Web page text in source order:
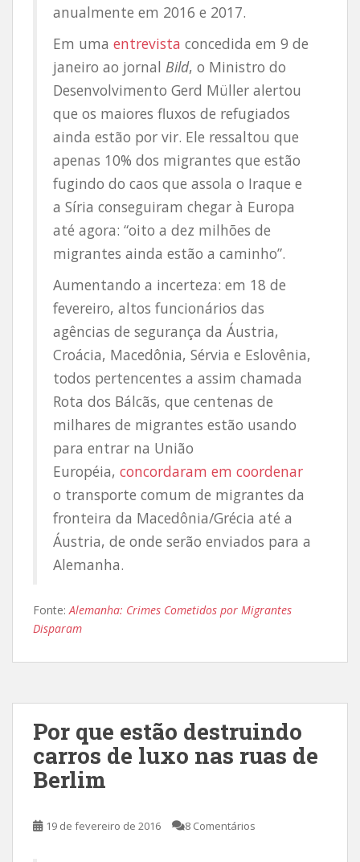
anualmente em 2016 e 2017.
Em uma entrevista concedida em 9 de
janeiro ao jornal Bild, o Ministro do
Desenvolvimento Gerd Müller alertou
que os maiores fluxos de refugiados
ainda estão por vir. Ele ressaltou que
apenas 10% dos migrantes que estão
fugindo do caos que assola o Iraque e
a Síria conseguiram chegar à Europa
até agora: “oito a dez milhões de
migrantes ainda estão a caminho”.
Aumentando a incerteza: em 18 de
fevereiro, altos funcionários das
agências de segurança da Áustria,
Croácia, Macedônia, Sérvia e Eslovênia,
todos pertencentes a assim chamada
Rota dos Bálcãs, que centenas de
milhares de migrantes estão usando
para entrar na União
Européia, concordaram em coordenar
o transporte comum de migrantes da
fronteira da Macedônia/Grécia até a
Áustria, de onde serão enviados para a
Alemanha.
Fonte:Alemanha: Crimes Cometidos por Migrantes
Disparam
Por que estão destruindo
carros de luxo nas ruas de
Berlim
19 de fevereiro de 2016 8 Comentários